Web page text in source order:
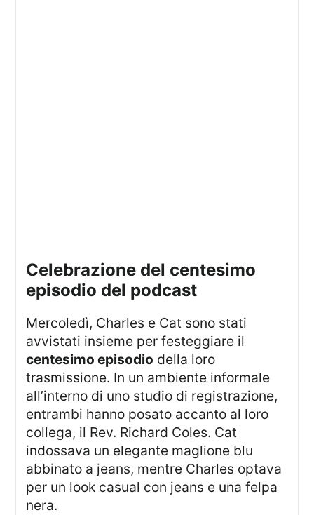
celebrazione del centesimo
episodio del podcast
Mercoledì, Charles e Cat sono stati
avvistati insieme per festeggiare il
centesimo episodio della loro
trasmissione. In un ambiente informale
all’interno di uno studio di registrazione,
entrambi hanno posato accanto al loro
collega, il Rev. Richard Coles. Cat
indossava un elegante maglione blu
abbinato a jeans, mentre Charles optava
per un look casual con jeans e una felpa
nera.